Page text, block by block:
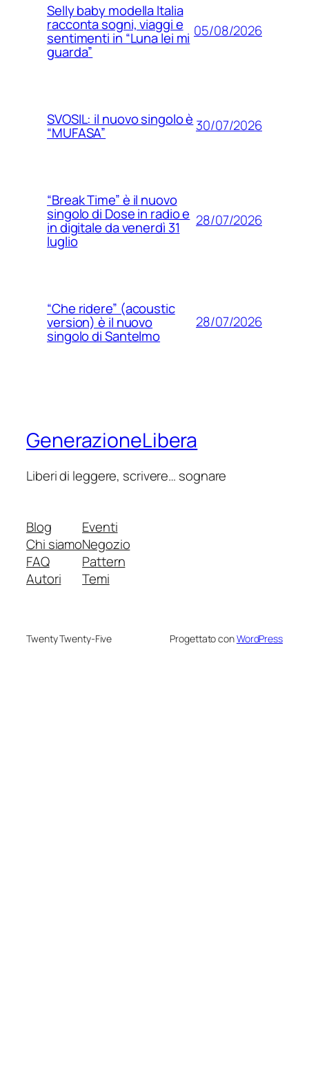
Selly baby modella Italia
racconta sogni, viaggi e
sentimenti in “Luna lei mi
guarda”
05/08/2026
SVOSIL: il nuovo singolo è
“MUFASA” 30/07/2026
“Break Time” è il nuovo
singolo di Dose in radio e
in digitale da venerdì 31
luglio
28/07/2026
“Che ridere” (acoustic
version) è il nuovo
singolo di Santelmo
28/07/2026
GenerazioneLibera
Liberi di leggere, scrivere… sognare
Blog
Chi siamo
FAQ
Autori
Eventi
Negozio
Pattern
Temi
Twenty Twenty-Five Progettato conWordPress